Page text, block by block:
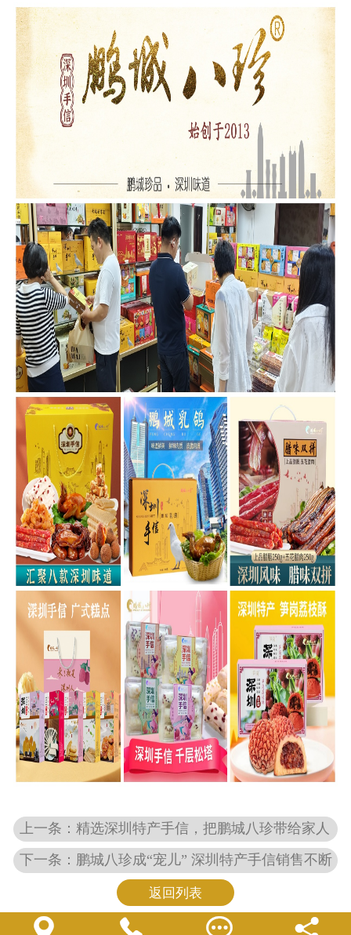
上一条：精选深圳特产手信，把鹏城八珍带给家人
下一条：鹏城八珍成“宠儿” 深圳特产手信销售不断
返回列表
   